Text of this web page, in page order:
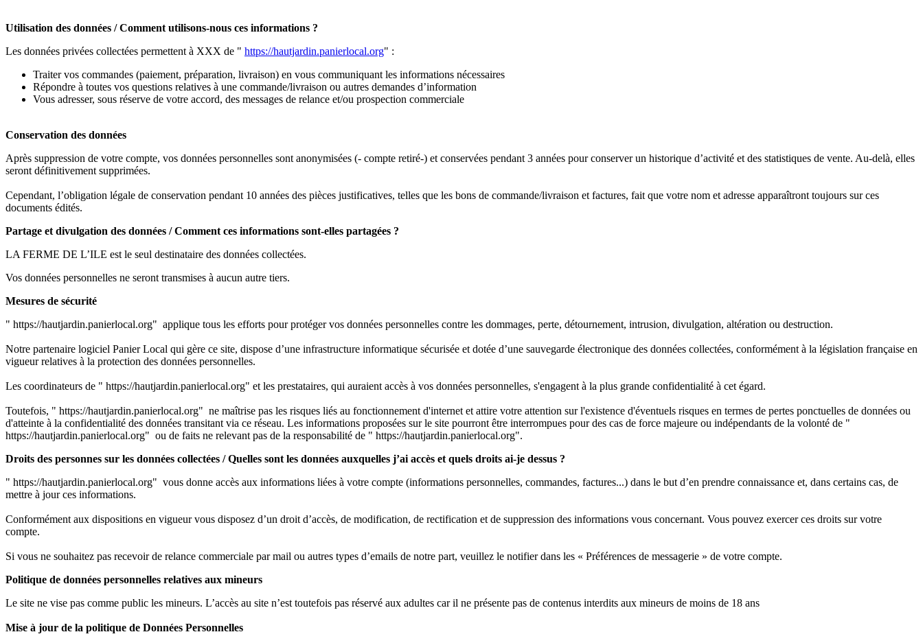
Utilisation des données / Comment utilisons-nous ces informations ?
Les données privées collectées permettent à XXX de " https://hautjardin.panierlocal.org" :
Traiter vos commandes (paiement, préparation, livraison) en vous communiquant les informations nécessaires
Répondre à toutes vos questions relatives à une commande/livraison ou autres demandes d’information
Vous adresser, sous réserve de votre accord, des messages de relance et/ou prospection commerciale
Conservation des données
Après suppression de votre compte, vos données personnelles sont anonymisées (- compte retiré-) et conservées pendant 3 années pour conserver un historique d’activité et des statistiques de vente. Au-delà, elles
seront définitivement supprimées.
Cependant, l’obligation légale de conservation pendant 10 années des pièces justificatives, telles que les bons de commande/livraison et factures, fait que votre nom et adresse apparaîtront toujours sur ces
documents édités.
Partage et divulgation des données / Comment ces informations sont-elles partagées ?
LA FERME DE L’ILE est le seul destinataire des données collectées.
Vos données personnelles ne seront transmises à aucun autre tiers.
Mesures de sécurité
" https://hautjardin.panierlocal.org" applique tous les efforts pour protéger vos données personnelles contre les dommages, perte, détournement, intrusion, divulgation, altération ou destruction.
Notre partenaire logiciel Panier Local qui gère ce site, dispose d’une infrastructure informatique sécurisée et dotée d’une sauvegarde électronique des données collectées, conformément à la législation française en
vigueur relatives à la protection des données personnelles.
Les coordinateurs de " https://hautjardin.panierlocal.org" et les prestataires, qui auraient accès à vos données personnelles, s'engagent à la plus grande confidentialité à cet égard.
Toutefois, " https://hautjardin.panierlocal.org" ne maîtrise pas les risques liés au fonctionnement d'internet et attire votre attention sur l'existence d'éventuels risques en termes de pertes ponctuelles de données ou
d'atteinte à la confidentialité des données transitant via ce réseau. Les informations proposées sur le site pourront être interrompues pour des cas de force majeure ou indépendants de la volonté de "
https://hautjardin.panierlocal.org" ou de faits ne relevant pas de la responsabilité de " https://hautjardin.panierlocal.org".
Droits des personnes sur les données collectées / Quelles sont les données auxquelles j’ai accès et quels droits ai-je dessus ?
" https://hautjardin.panierlocal.org" vous donne accès aux informations liées à votre compte (informations personnelles, commandes, factures...) dans le but d’en prendre connaissance et, dans certains cas, de
mettre à jour ces informations.
Conformément aux dispositions en vigueur vous disposez d’un droit d’accès, de modification, de rectification et de suppression des informations vous concernant. Vous pouvez exercer ces droits sur votre
compte.
Si vous ne souhaitez pas recevoir de relance commerciale par mail ou autres types d’emails de notre part, veuillez le notifier dans les « Préférences de messagerie » de votre compte.
Politique de données personnelles relatives aux mineurs
Le site ne vise pas comme public les mineurs. L’accès au site n’est toutefois pas réservé aux adultes car il ne présente pas de contenus interdits aux mineurs de moins de 18 ans
Mise à jour de la politique de Données Personnelles